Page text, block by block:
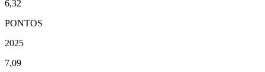
6,32
PONTOS
2025
7,09